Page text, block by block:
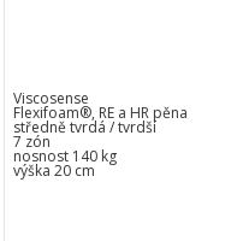
Viscosense
Flexifoam®, RE a HR pěna
středně tvrdá / tvrdší
7 zón
nosnost 140 kg
výška 20 cm